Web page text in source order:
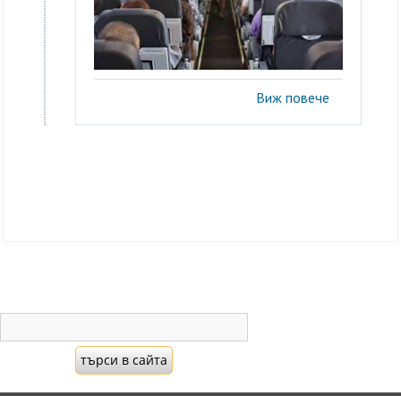
Виж повече